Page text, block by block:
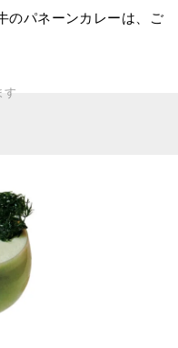
のパネーンカレーは、ご